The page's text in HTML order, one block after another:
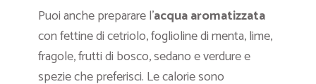
Puoi anche preparare l’acqua aromatizzata
con fettine di cetriolo, foglioline di menta, lime,
fragole, frutti di bosco, sedano e verdure e
spezie che preferisci. Le calorie sono